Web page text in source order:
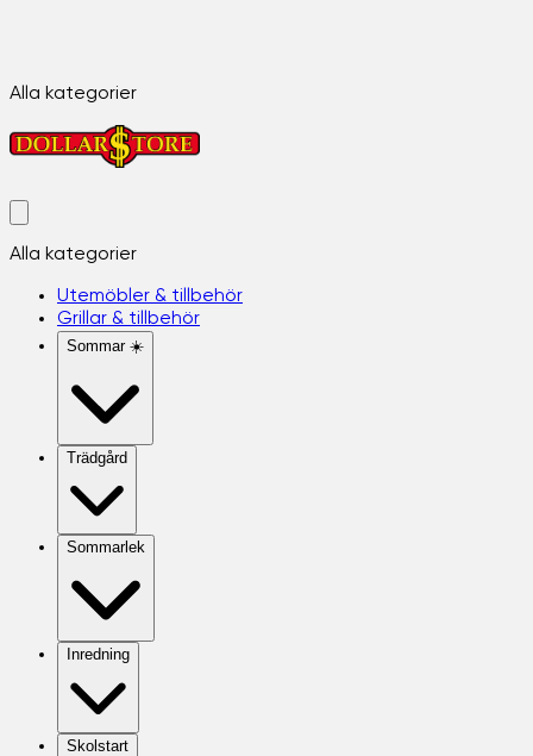
Alla kategorier
Alla kategorier
Utemöbler & tillbehör
Grillar & tillbehör
Sommar ☀️
Trädgård
Sommarlek
Inredning
Skolstart